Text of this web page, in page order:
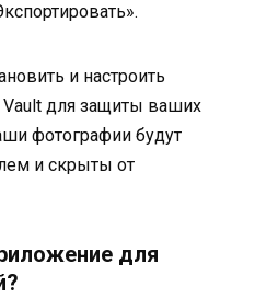
и настроить
для защиты ваших
фотографии будут
и скрыты от
для